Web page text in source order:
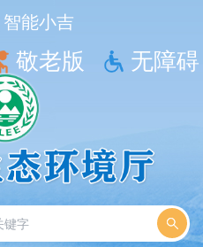
智能小吉
敬老版 无障碍